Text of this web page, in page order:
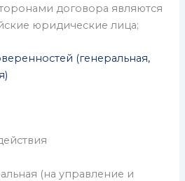
договора являются
юридические лица;
(генеральная,
(на управление и